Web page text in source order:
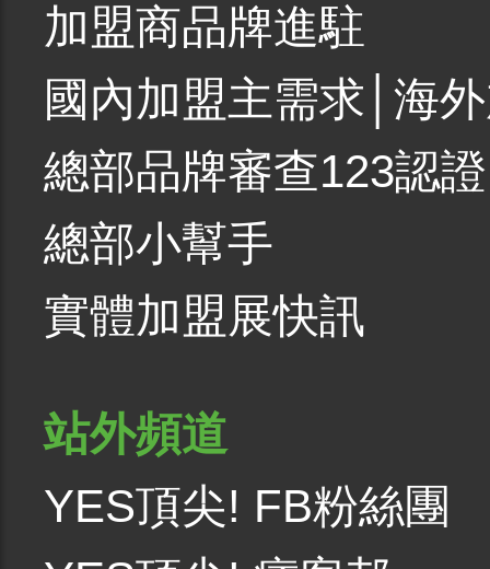
加盟商品牌進駐
國內加盟主需求 海
總部品牌審查123認證
總部小幫手
實體加盟展快訊
站外頻道
YES頂尖! FB粉絲團